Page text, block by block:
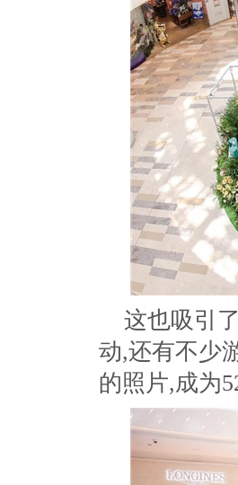
这也吸引
动,还有不少
的照片,成为